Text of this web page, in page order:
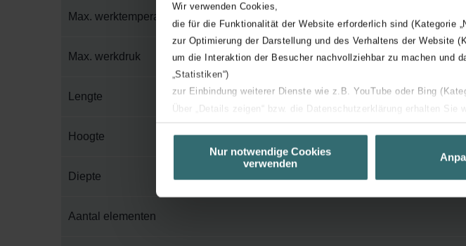
Wir verwenden Cookies,
die für die Funktionalität der Website erforderlich sind (Kategorie
zur Optimierung der Darstellung und des Verhaltens der Website
um die Interaktion der Besucher nachvollziehbar zu machen und
„Statistiken“)
zur Einbindung weiterer Dienste wie z.B. YouTube oder Bing
Über „Details zeigen“ bzw. die Datenschutzerklärung erhalten
unserer Website verwenden, um Ihnen die bestmögliche
basierend auf Ihren Interessen zur Verfügung zu stellen. Alle
Datenschutzerklärung widerrufen.
Nur notwendige Cookies
verwenden
Max. werktemperatuur
Max. werkdruk
Lengte
Hoogte
Diepte
Aantal elementen